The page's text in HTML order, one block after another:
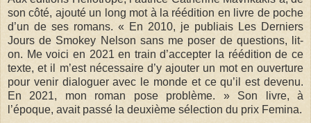
son côté, ajouté un long mot à la réédition en livre de poche
d’un de ses romans. « En 2010, je publiais Les Derniers
Jours de Smokey Nelson sans me poser de questions, lit-
on. Me voici en 2021 en train d’accepter la réédition de ce
texte, et il m’est nécessaire d’y ajouter un mot en ouverture
pour venir dialoguer avec le monde et ce qu’il est devenu.
En 2021, mon roman pose problème. » Son livre, à
l’époque, avait passé la deuxième sélection du prix Femina.